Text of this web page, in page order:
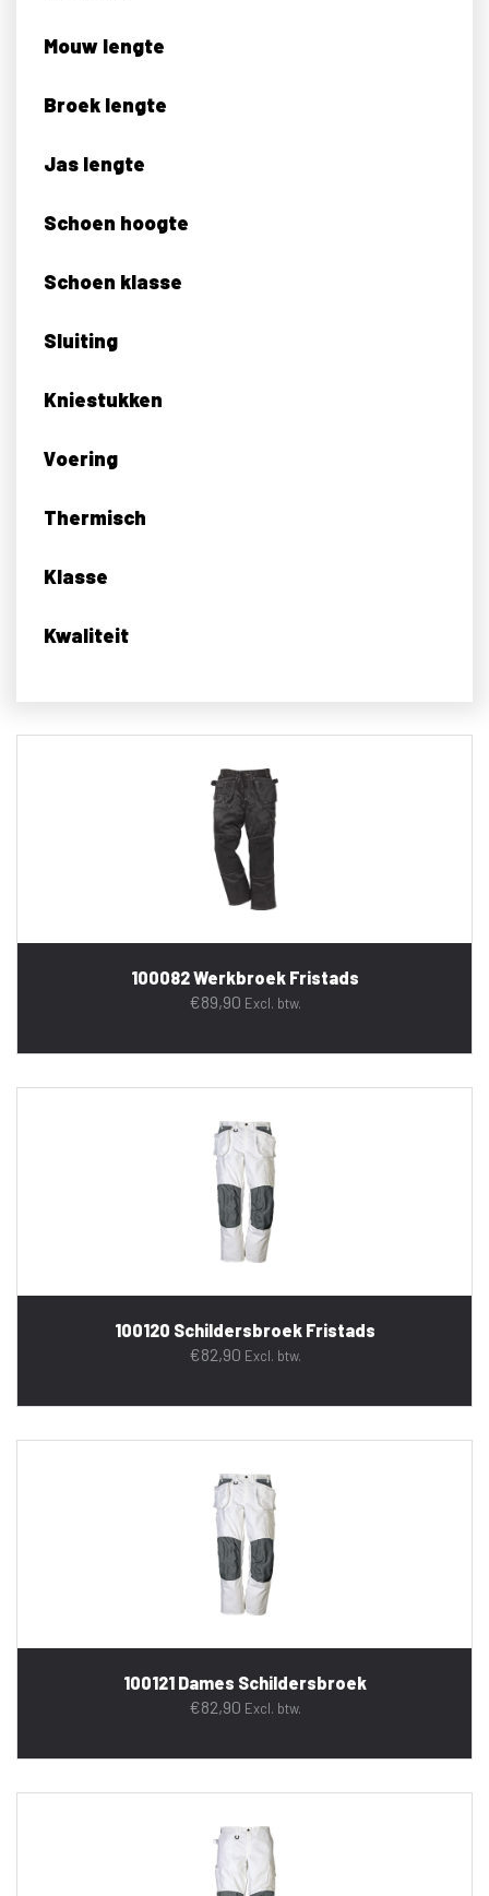
Mouw lengte
Broek lengte
Jas lengte
Schoen hoogte
Schoen klasse
Sluiting
Kniestukken
Voering
Thermisch
Klasse
Kwaliteit
100082 Werkbroek Fristads
€89,90 Excl. btw.
100120 Schildersbroek Fristads
€82,90 Excl. btw.
100121 Dames Schildersbroek
€82,90 Excl. btw.